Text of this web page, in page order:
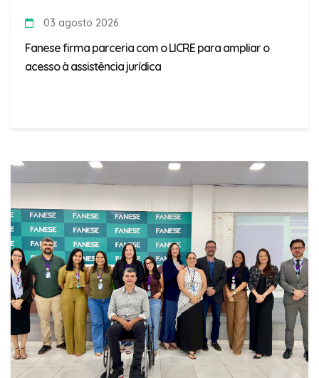
03 agosto 2026
Fanese firma parceria com o LICRE para ampliar o
acesso à assistência jurídica